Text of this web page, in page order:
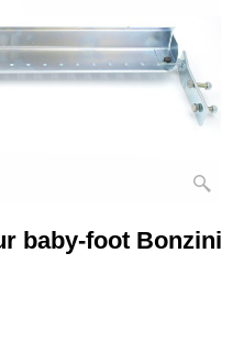
baby-foot Bonzini